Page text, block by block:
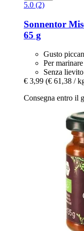
5.0 (2)
Sonnentor
65 g
Gusto
Per
Senza lievito
€ 3,99 (€ 61,38 /
Consegna entro il